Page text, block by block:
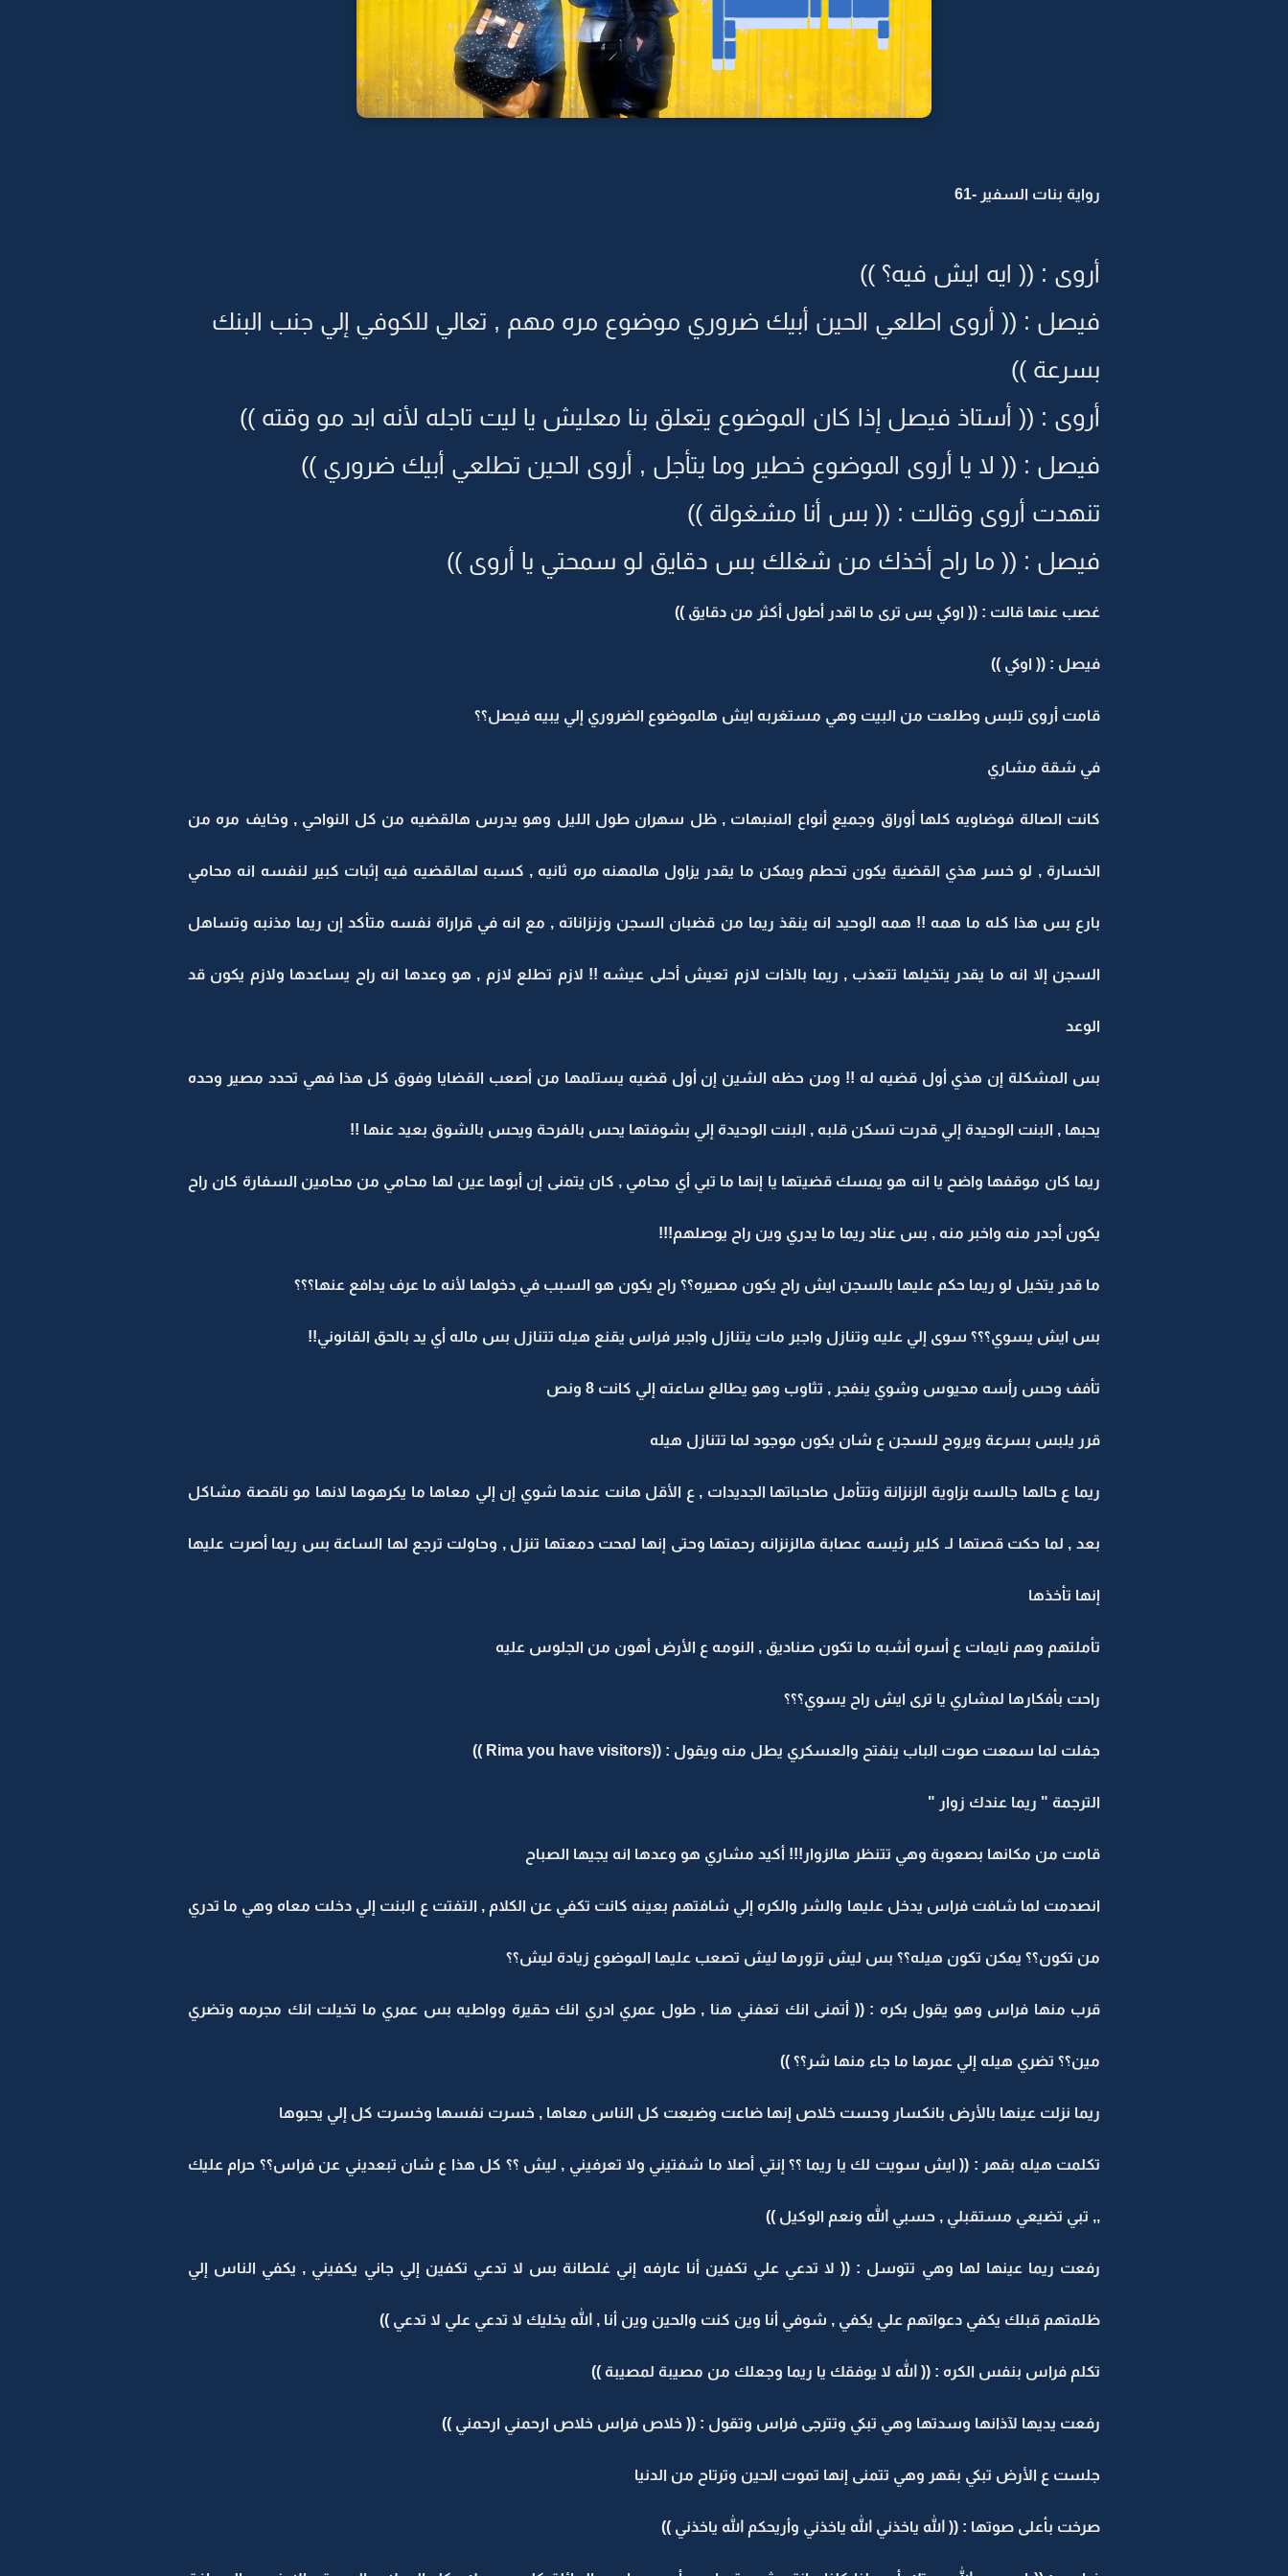
رواية بنات السفير -61
أروى : (( ايه ايش فيه؟ ))
فيصل : (( أروى اطلعي الحين أبيك ضروري موضوع مره مهم , تعالي للكوفي إلي جنب البنك
بسرعة ))
أروى : (( أستاذ فيصل إذا كان الموضوع يتعلق بنا معليش يا ليت تاجله لأنه ابد مو وقته ))
فيصل : (( لا يا أروى الموضوع خطير وما يتأجل , أروى الحين تطلعي أبيك ضروري ))
تنهدت أروى وقالت : (( بس أنا مشغولة ))
فيصل : (( ما راح أخذك من شغلك بس دقايق لو سمحتي يا أروى ))
غصب عنها قالت : (( اوكي بس ترى ما اقدر أطول أكثر من دقايق ))
فيصل : (( اوكي ))
قامت أروى تلبس وطلعت من البيت وهي مستغربه ايش هالموضوع الضروري إلي يبيه فيصل؟؟
في شقة مشاري
كانت الصالة فوضاويه كلها أوراق وجميع أنواع المنبهات , ظل سهران طول الليل وهو يدرس هالقضيه من كل النواحي , وخايف مره من
الخسارة , لو خسر هذي القضية يكون تحطم ويمكن ما يقدر يزاول هالمهنه مره ثانيه , كسبه لهالقضيه فيه إثبات كبير لنفسه انه محامي
بارع بس هذا كله ما همه !! همه الوحيد انه ينقذ ريما من قضبان السجن وزنزاناته , مع انه في قراراة نفسه متأكد إن ريما مذنبه وتساهل
السجن إلا انه ما يقدر يتخيلها تتعذب , ريما بالذات لازم تعيش أحلى عيشه !! لازم تطلع لازم , هو وعدها انه راح يساعدها ولازم يكون قد
الوعد
بس المشكلة إن هذي أول قضيه له !! ومن حظه الشين إن أول قضيه يستلمها من أصعب القضايا وفوق كل هذا فهي تحدد مصير وحده
يحبها , البنت الوحيدة إلي قدرت تسكن قلبه , البنت الوحيدة إلي بشوفتها يحس بالفرحة ويحس بالشوق بعيد عنها !!
ريما كان موقفها واضح يا انه هو يمسك قضيتها يا إنها ما تبي أي محامي , كان يتمنى إن أبوها عين لها محامي من محامين السفارة كان راح
يكون أجدر منه واخبر منه , بس عناد ريما ما يدري وين راح يوصلهم!!!
ما قدر يتخيل لو ريما حكم عليها بالسجن ايش راح يكون مصيره؟؟ راح يكون هو السبب في دخولها لأنه ما عرف يدافع عنها؟؟؟
بس ايش يسوي؟؟؟ سوى إلي عليه وتنازل واجبر مات يتنازل واجبر فراس يقنع هيله تتنازل بس ماله أي يد بالحق القانوني!!
تأفف وحس رأسه محيوس وشوي ينفجر , تثاوب وهو يطالع ساعته إلي كانت 8 ونص
قرر يلبس بسرعة ويروح للسجن ع شان يكون موجود لما تتنازل هيله
ريما ع حالها جالسه بزاوية الزنزانة وتتأمل صاحباتها الجديدات , ع الأقل هانت عندها شوي إن إلي معاها ما يكرهوها لانها مو ناقصة مشاكل
بعد , لما حكت قصتها لـ كلير رئيسه عصابة هالزنزانه رحمتها وحتى إنها لمحت دمعتها تنزل , وحاولت ترجع لها الساعة بس ريما أصرت عليها
إنها تأخذها
تأملتهم وهم نايمات ع أسره أشبه ما تكون صناديق , النومه ع الأرض أهون من الجلوس عليه
راحت بأفكارها لمشاري يا ترى ايش راح يسوي؟؟؟
جفلت لما سمعت صوت الباب ينفتح والعسكري يطل منه ويقول : ((Rima you have visitors ))
الترجمة " ريما عندك زوار "
قامت من مكانها بصعوبة وهي تتنظر هالزوار!!! أكيد مشاري هو وعدها انه يجيها الصباح
انصدمت لما شافت فراس يدخل عليها والشر والكره إلي شافتهم بعينه كانت تكفي عن الكلام , التفتت ع البنت إلي دخلت معاه وهي ما تدري
من تكون؟؟ يمكن تكون هيله؟؟ بس ليش تزورها ليش تصعب عليها الموضوع زيادة ليش؟؟
قرب منها فراس وهو يقول بكره : (( أتمنى انك تعفني هنا , طول عمري ادري انك حقيرة وواطيه بس عمري ما تخيلت انك مجرمه وتضري
مين؟؟ تضري هيله إلي عمرها ما جاء منها شر؟؟ ))
ريما نزلت عينها بالأرض بانكسار وحست خلاص إنها ضاعت وضيعت كل الناس معاها , خسرت نفسها وخسرت كل إلي يحبوها
تكلمت هيله بقهر : (( ايش سويت لك يا ريما ؟؟ إنتي أصلا ما شفتيني ولا تعرفيني , ليش ؟؟ كل هذا ع شان تبعديني عن فراس؟؟ حرام عليك
,, تبي تضيعي مستقبلي , حسبي الله ونعم الوكيل ))
رفعت ريما عينها لها وهي تتوسل : (( لا تدعي علي تكفين أنا عارفه إني غلطانة بس لا تدعي تكفين إلي جاني يكفيني , يكفي الناس إلي
ظلمتهم قبلك يكفي دعواتهم علي يكفي , شوفي أنا وين كنت والحين وين أنا , الله يخليك لا تدعي علي لا تدعي ))
تكلم فراس بنفس الكره : (( الله لا يوفقك يا ريما وجعلك من مصيبة لمصيبة ))
رفعت يديها لآذانها وسدتها وهي تبكي وتترجى فراس وتقول : (( خلاص فراس خلاص ارحمني ارحمني ))
جلست ع الأرض تبكي بقهر وهي تتمنى إنها تموت الحين وترتاح من الدنيا
صرخت بأعلى صوتها : (( الله ياخذني الله ياخذني وأريحكم الله ياخذني ))